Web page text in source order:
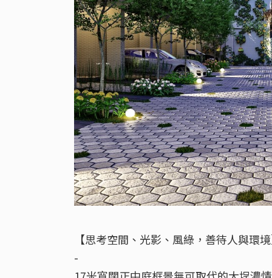
【思考空間、光影、風綠，善待人與環
-